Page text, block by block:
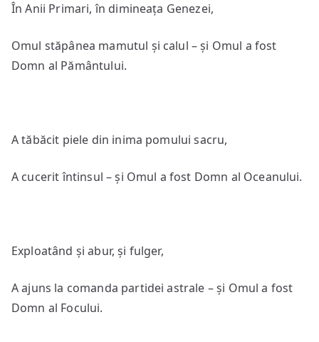
În Anii Primari, în dimineața Genezei,
Omul stăpânea mamutul și calul – și Omul a fost
Domn al Pământului.
A tăbăcit piele din inima pomului sacru,
A cucerit întinsul – și Omul a fost Domn al Oceanului.
Exploatând și abur, și fulger,
A ajuns la comanda partidei astrale – și Omul a fost
Domn al Focului.